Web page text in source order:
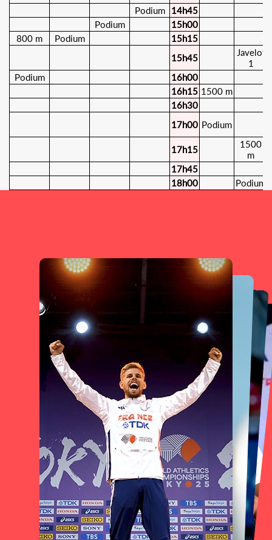
Podium
14h45
Podium
15h00
800 m
Podium
15h15
15h45
Javelot
1
Podium
16h00
16h15 1500 m
16h30
17h00 Podium
17h15
1500
m
17h45
18h00
Podium